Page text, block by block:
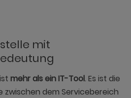
mit
mehr als ein IT-Tool. Es ist die
dem Servicebereich